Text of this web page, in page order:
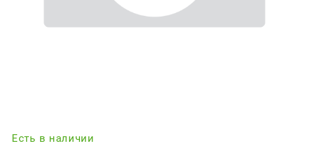
Есть в наличии